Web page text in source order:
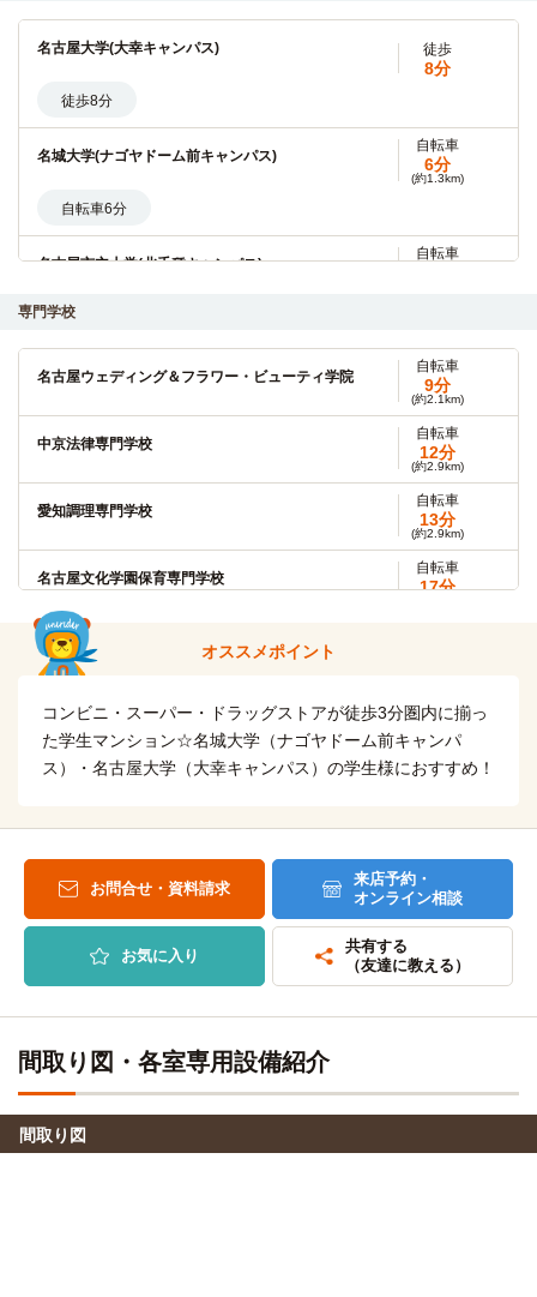
名古屋大学(大幸キャンパス) 徒歩
8分
徒歩8分
名城大学(ナゴヤドーム前キャンパス)
自転車
6分
(約1.3km)
自転車6分
名古屋市立大学(北千種キャンパス)
自転車
自転車6分
愛知工業大学(自由ヶ丘キャンパス)
自転車
9分
(約2.0km)
愛知学院大学(楠元キャンパス)
自転車
12分
(約2.8km)
名古屋大学(東山キャンパス) 電車
砂田橋→（地下鉄名城線10分）→名古屋大学
11分
「砂田橋」駅→（地下鉄名城線11分）→「八事日赤」駅
(約1.3km)
自転車6分
自転車
14分
名古屋学芸大学(名城前医療キャンパス)
自転車
19分
名古屋造形大学(大学院)
愛知県立大学(長久手キャンパス)
専門学校
名古屋ウェディング＆フラワー・ビューティ学院
自転車
9分
(約2.1km)
中京法律専門学校
自転車
12分
(約2.9km)
愛知調理専門学校
自転車
13分
(約2.9km)
名古屋文化学園保育専門学校
自転車
17分
名古屋福祉専門学校 オススメポイント
コンビニ・スーパー・ドラッグストアが徒歩3分圏内に揃っ
た学生マンション☆名城大学（ナゴヤドーム前キャンパ
ス）・名古屋大学（大幸キャンパス）の学生様におすすめ！
お問合せ・資料請求
来店予約・
オンライン相談
お気に入り
共有する
（友達に教える）
間取り図・各室専用設備紹介
間取り図